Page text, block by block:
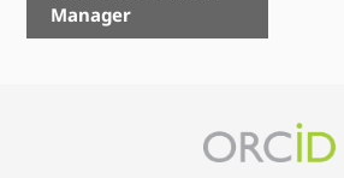
Manager